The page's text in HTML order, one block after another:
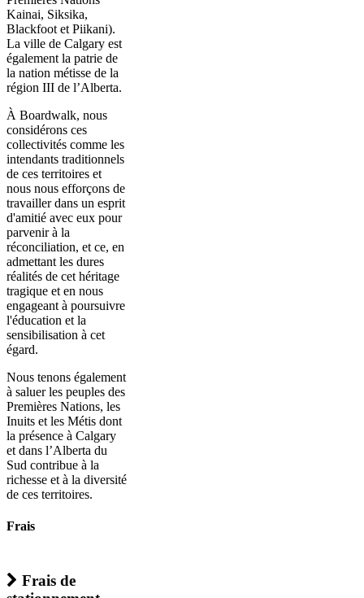
Kainai, Siksika,
Blackfoot et Piikani).
La ville de Calgary est
également la patrie de
la nation métisse de la
région III de l’Alberta.
À Boardwalk, nous
considérons ces
collectivités comme les
intendants traditionnels
de ces territoires et
nous nous efforçons de
travailler dans un esprit
d'amitié avec eux pour
parvenir à la
réconciliation, et ce, en
admettant les dures
réalités de cet héritage
tragique et en nous
engageant à poursuivre
l'éducation et la
sensibilisation à cet
égard.
Nous tenons également
à saluer les peuples des
Premières Nations, les
Inuits et les Métis dont
la présence à Calgary
et dans l’Alberta du
Sud contribue à la
richesse et à la diversité
de ces territoires.
Frais
Frais de